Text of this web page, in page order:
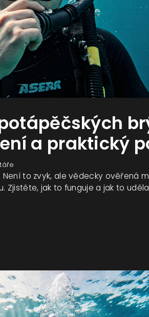
a praktický
to zvyk, ale vědecky ověřená
Zjistěte, jak to funguje a jak to